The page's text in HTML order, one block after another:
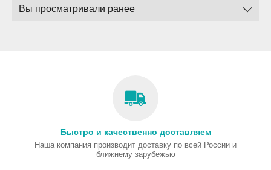
Вы просматривали ранее
Быстро и качественно доставляем
Наша компания производит доставку по всей России и
ближнему зарубежью